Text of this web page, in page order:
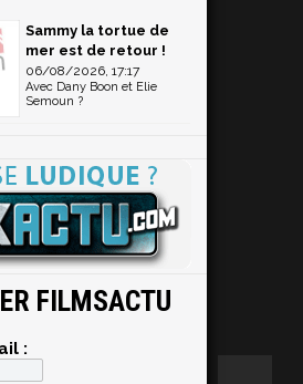
Sammy la tortue de
mer est de retour !
06/08/2026, 17:17
Avec Dany Boon et Elie
Semoun ?
FILMSACTU
: